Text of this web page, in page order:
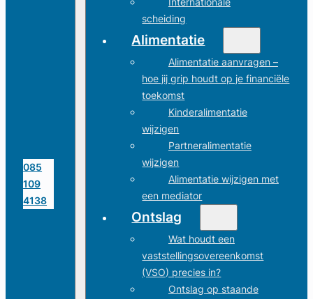
085
109
4138
scheiding
Alimentatie
Alimentatie aanvragen –
hoe jij grip houdt op je financiële
toekomst
Kinderalimentatie
wijzigen
Partneralimentatie
wijzigen
Alimentatie wijzigen met
een mediator
Ontslag
Wat houdt een
vaststellingsovereenkomst
(VSO) precies in?
Ontslag op staande